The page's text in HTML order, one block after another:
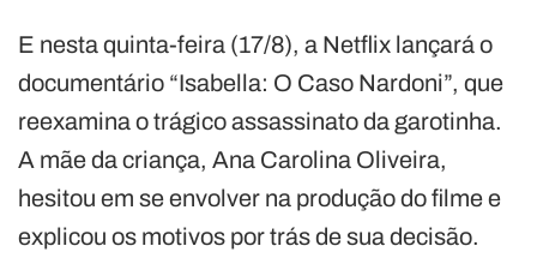
E nesta quinta-feira (17/8), a Netflix lançará o
documentário “Isabella: O Caso Nardoni”, que
reexamina o trágico assassinato da garotinha.
A mãe da criança, Ana Carolina Oliveira,
hesitou em se envolver na produção do filme e
explicou os motivos por trás de sua decisão.